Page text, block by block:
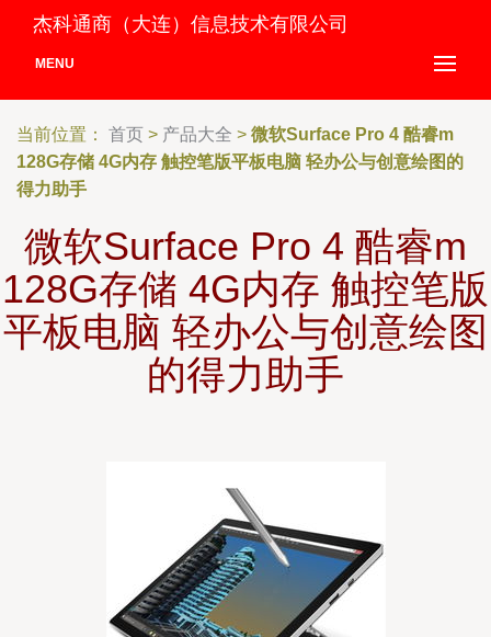
杰科通商（大连）信息技术有限公司
MENU
当前位置： 首页 > 产品大全 > 微软Surface Pro 4 酷睿m
128G存储 4G内存 触控笔版平板电脑 轻办公与创意绘图的
得力助手
微软Surface Pro 4 酷睿m
128G存储 4G内存 触控笔版
平板电脑 轻办公与创意绘图
的得力助手